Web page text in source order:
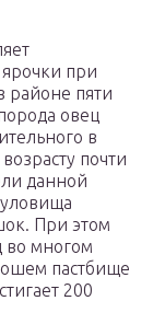
при
районе пяти
овец
в
почти
данной
При этом
во многом
пастбище
200